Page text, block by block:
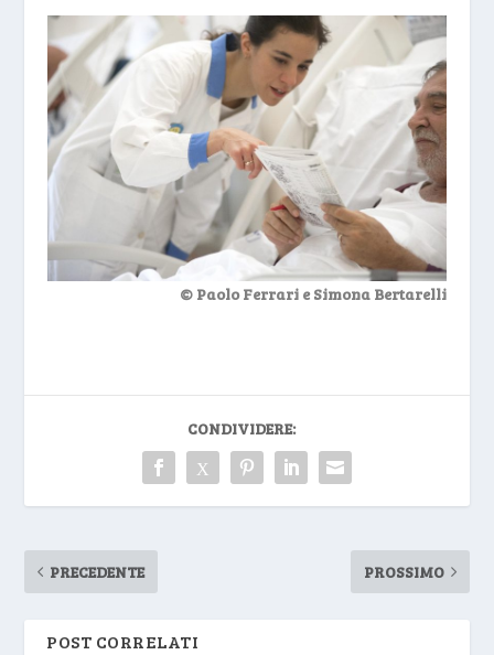
© Paolo Ferrari e Simona Bertarelli
CONDIVIDERE:
PRECEDENTE PROSSIMO
POST CORRELATI